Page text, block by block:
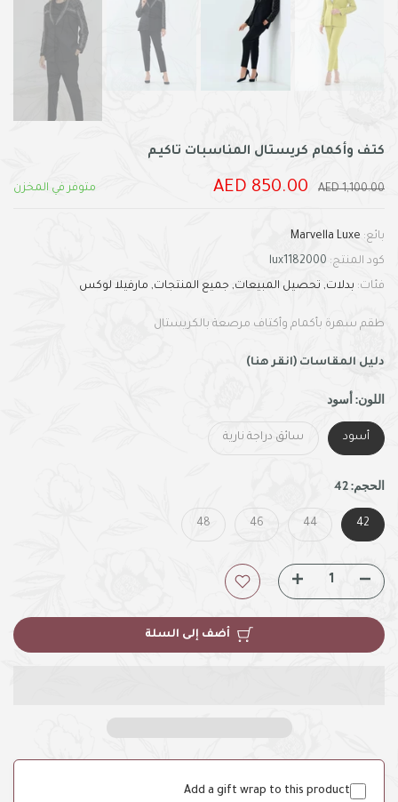
كتف وأكمام كريستال المناسبات تاكيم
1,100.00 AED
850.00 AED متوفر في المخزن
بائع: Marvella Luxe
كود المنتج: lux1182000
فئات: بدلات تحصيل المبيعات جميع المنتجات مارفيلا لوكس
طقم سهرة بأكمام وأكتاف مرصعة بالكريستال
دليل المقاسات (انقر هنا)
اللون: أسود
أسود سائق دراجة نارية
الحجم:42
42
44
46
48
أضف إلى السلة
Add a gift wrap to this product